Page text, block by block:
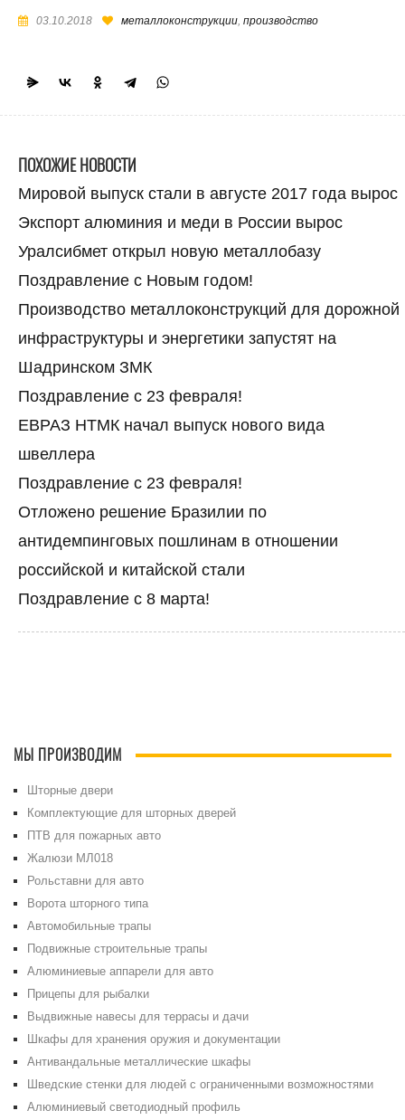
03.10.2018 металлоконструкции, производство
ПОХОЖИЕ НОВОСТИ
Мировой выпуск стали в августе 2017 года вырос
Экспорт алюминия и меди в России вырос
Уралсибмет открыл новую металлобазу
Поздравление с Новым годом!
Производство металлоконструкций для дорожной
инфраструктуры и энергетики запустят на
Шадринском ЗМК
Поздравление с 23 февраля!
ЕВРАЗ НТМК начал выпуск нового вида
швеллера
Поздравление с 23 февраля!
Отложено решение Бразилии по
антидемпинговых пошлинам в отношении
российской и китайской стали
Поздравление с 8 марта!
МЫ ПРОИЗВОДИМ
Шторные двери
Комплектующие для шторных дверей
ПТВ для пожарных авто
Жалюзи МЛ018
Рольставни для авто
Ворота шторного типа
Автомобильные трапы
Подвижные строительные трапы
Алюминиевые аппарели для авто
Прицепы для рыбалки
Выдвижные навесы для террасы и дачи
Шкафы для хранения оружия и документации
Антивандальные металлические шкафы
Шведские стенки для людей с ограниченными возможностями
Алюминиевый светодиодный профиль